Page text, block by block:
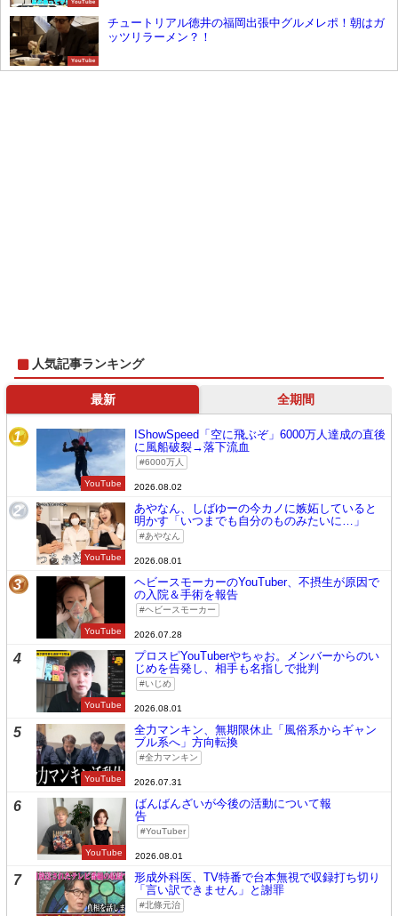
YouTube
YouTube
チュートリアル徳井の福岡出張中グルメレポ！朝はガ
ッツリラーメン？！
人気記事ランキング
最新 全期間
1
YouTube
IShowSpeed「空に飛ぶぞ」6000万人達成の直後
に風船破裂→落下流血
6000万人
2026.08.02
2
YouTube
あやなん、しばゆーの今カノに嫉妬していると
明かす「いつまでも自分のものみたいに…」
あやなん
2026.08.01
3
YouTube
ヘビースモーカーのYouTuber、不摂生が原因で
の入院＆手術を報告
ヘビースモーカー
2026.07.28
4
YouTube
プロスピYouTuberやちゃお。メンバーからのい
じめを告発し、相手も名指しで批判
いじめ
2026.08.01
5
YouTube
全力マンキン、無期限休止「風俗系からギャン
ブル系へ」方向転換
全力マンキン
2026.07.31
6
YouTube
ばんばんざいが今後の活動について報
告
YouTuber
2026.08.01
7
形成外科医、TV特番で台本無視で収録打ち切り
「言い訳できません」と謝罪
北條元治